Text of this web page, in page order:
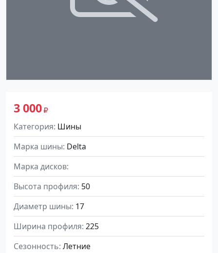
3 000
Категория Шины
Марка шины Delta
Марка дисков
Высота профиля 50
Диаметр шины 17
Ширина профиля 225
Сезонность Летние